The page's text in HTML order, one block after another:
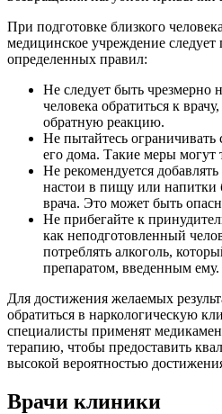
При подготовке близкого
медицинское учреждение следует
определенных правил:
Не следует быть чрезмерно
человека обратиться к
обратную реакцию.
Не пытайтесь ограничивать
его дома. Такие меры могут
Не рекомендуется
настои в пищу или напитки
врача. Это может быть
Не прибегайте к
как неподготовленный
потреблять алкоголь,
препаратом, введенным ему.
Для достижения желаемых
обратиться в наркологическую
специалисты применят
терапию, чтобы предоставить
высокой вероятностью
Врачи клиники